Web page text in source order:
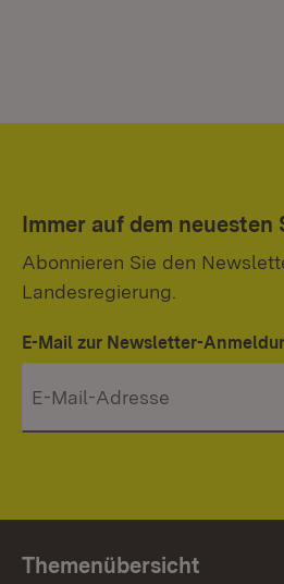
Immer auf dem neuesten
Abonnieren Sie den
Landesregierung.
E-Mail zur Newsletter-
Themenübersicht